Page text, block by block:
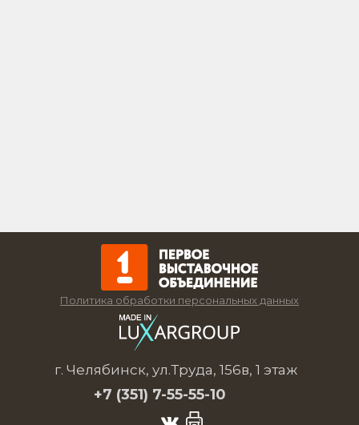
Политика обработки персональных данных
г. Челябинск, ул.Труда, 156в, 1 этаж
+7 (351) 7-55-55-10